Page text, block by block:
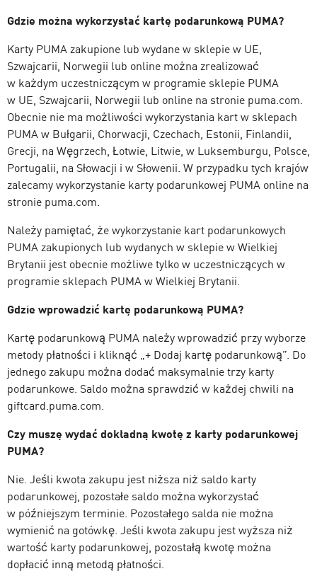
Gdzie można wykorzystać kartę podarunkową PUMA?
Karty PUMA zakupione lub wydane w sklepie w UE,
Szwajcarii, Norwegii lub online można zrealizować
w każdym uczestniczącym w programie sklepie PUMA
w UE, Szwajcarii, Norwegii lub online na stronie puma.com.
Obecnie nie ma możliwości wykorzystania kart w sklepach
PUMA w Bułgarii, Chorwacji, Czechach, Estonii, Finlandii,
Grecji, na Węgrzech, Łotwie, Litwie, w Luksemburgu, Polsce,
Portugalii, na Słowacji i w Słowenii. W przypadku tych krajów
zalecamy wykorzystanie karty podarunkowej PUMA online na
stronie puma.com.
Należy pamiętać, że wykorzystanie kart podarunkowych
PUMA zakupionych lub wydanych w sklepie w Wielkiej
Brytanii jest obecnie możliwe tylko w uczestniczących w
programie sklepach PUMA w Wielkiej Brytanii.
Gdzie wprowadzić kartę podarunkową PUMA?
Kartę podarunkową PUMA należy wprowadzić przy wyborze
metody płatności i kliknąć „+ Dodaj kartę podarunkową”. Do
jednego zakupu można dodać maksymalnie trzy karty
podarunkowe. Saldo można sprawdzić w każdej chwili na
giftcard.puma.com.
Czy muszę wydać dokładną kwotę z karty podarunkowej
PUMA?
Nie. Jeśli kwota zakupu jest niższa niż saldo karty
podarunkowej, pozostałe saldo można wykorzystać
w późniejszym terminie. Pozostałego salda nie można
wymienić na gotówkę. Jeśli kwota zakupu jest wyższa niż
wartość karty podarunkowej, pozostałą kwotę można
dopłacić inną metodą płatności.